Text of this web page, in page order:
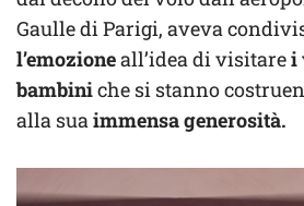
Gaulle di Parigi, aveva
l’emozioneall’idea di visitarei
bambiniche si stanno
alla suaimmensa generosità.